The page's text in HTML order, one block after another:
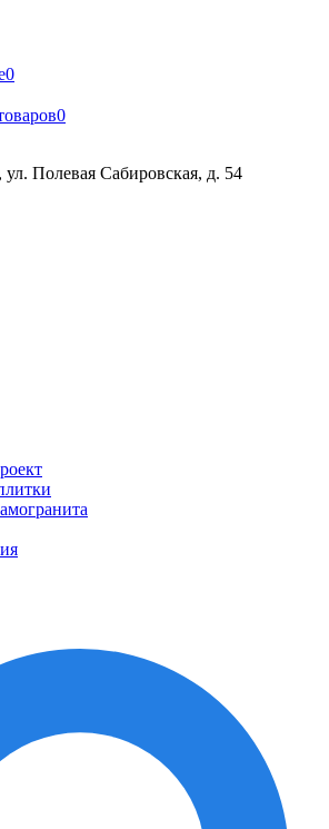
0
0
ул. Полевая Сабировская, д. 54